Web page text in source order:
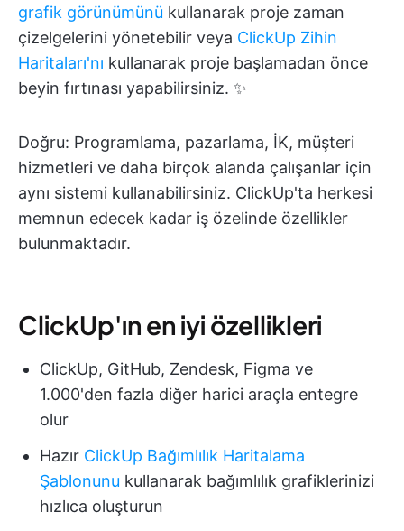
grafik görünümünü kullanarak proje zaman
çizelgelerini yönetebilir veya ClickUp Zihin
Haritaları'nı kullanarak proje başlamadan önce
beyin fırtınası yapabilirsiniz. ✨
Doğru: Programlama, pazarlama, İK, müşteri
hizmetleri ve daha birçok alanda çalışanlar için
aynı sistemi kullanabilirsiniz. ClickUp'ta herkesi
memnun edecek kadar iş özelinde özellikler
bulunmaktadır.
ClickUp'ın en iyi özellikleri
ClickUp, GitHub, Zendesk, Figma ve
1.000'den fazla diğer harici araçla entegre
olur
Hazır ClickUp Bağımlılık Haritalama
Şablonunu kullanarak bağımlılık grafiklerinizi
hızlıca oluşturun